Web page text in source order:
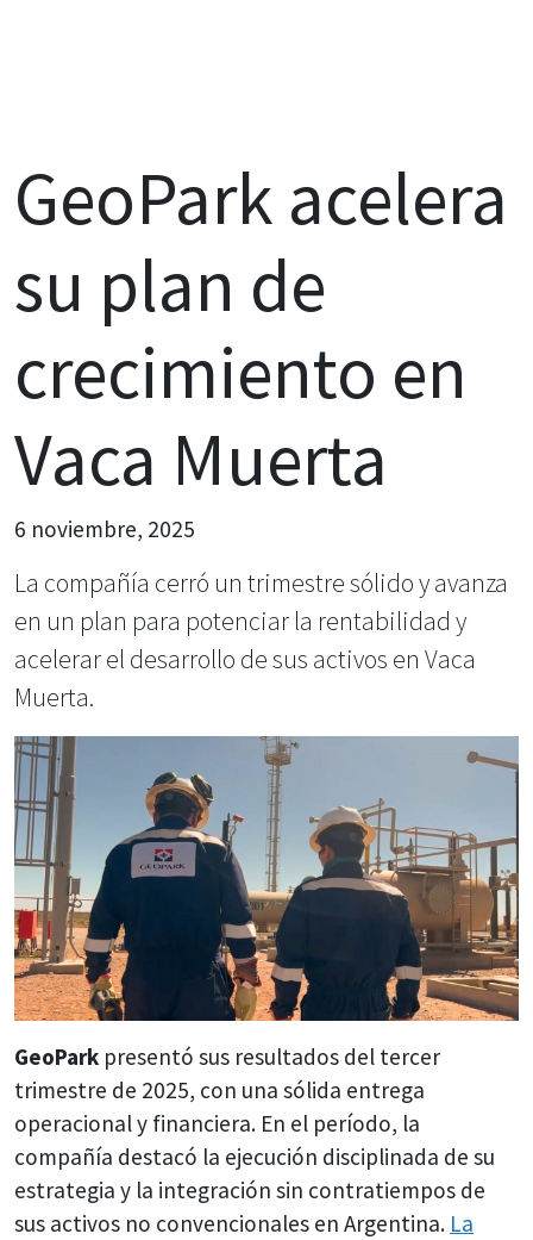
GeoPark acelera
su plan de
crecimiento en
Vaca Muerta
6 noviembre, 2025
La compañía cerró un trimestre sólido y avanza
en un plan para potenciar la rentabilidad y
acelerar el desarrollo de sus activos en Vaca
Muerta.
GeoPark presentó sus resultados del tercer
trimestre de 2025, con una sólida entrega
operacional y financiera. En el período, la
compañía destacó la ejecución disciplinada de su
estrategia y la integración sin contratiempos de
sus activos no convencionales en Argentina. La